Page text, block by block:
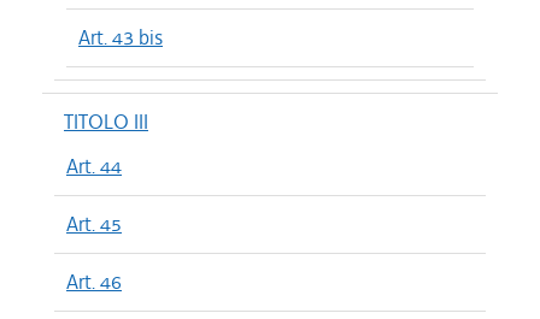
Art. 43 bis
TITOLO III
Art. 44
Art. 45
Art. 46